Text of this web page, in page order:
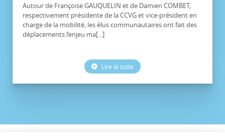
Autour de Françoise GAUQUELIN et de Damien COMBET,
respectivement présidente de la CCVG et vice-président en
charge de la mobilité, les élus communautaires ont fait des
déplacements l’enjeu ma[...]
Lire la suite